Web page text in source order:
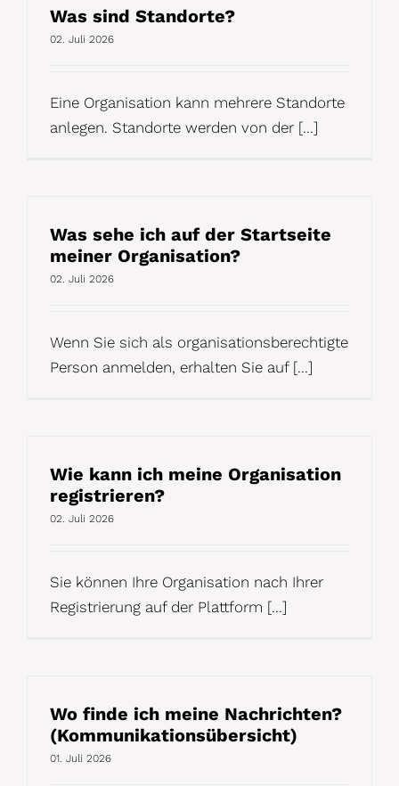
Was sind Standorte?
02. Juli 2026
Eine Organisation kann mehrere Standorte
anlegen. Standorte werden von der [...]
Was sehe ich auf der Startseite
meiner Organisation?
02. Juli 2026
Wenn Sie sich als organisationsberechtigte
Person anmelden, erhalten Sie auf [...]
Wie kann ich meine Organisation
registrieren?
02. Juli 2026
Sie können Ihre Organisation nach Ihrer
Registrierung auf der Plattform [...]
Wo finde ich meine Nachrichten?
(Kommunikationsübersicht)
01. Juli 2026